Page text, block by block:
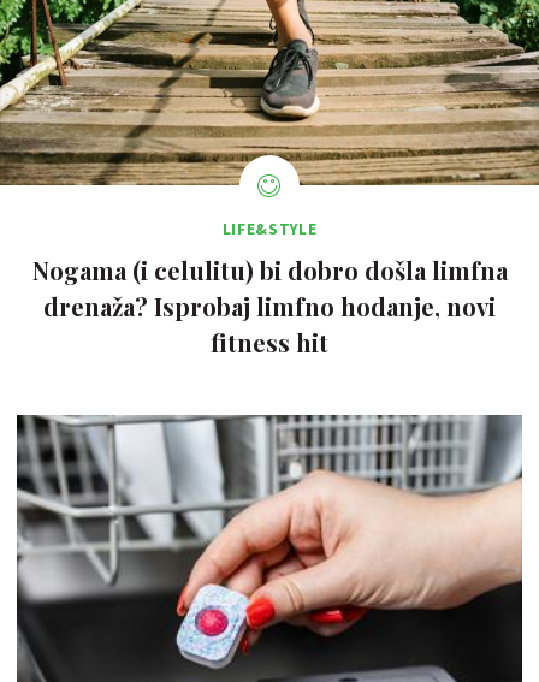
LIFE&STYLE
Nogama (i celulitu) bi dobro došla limfna
drenaža? Isprobaj limfno hodanje, novi
fitness hit